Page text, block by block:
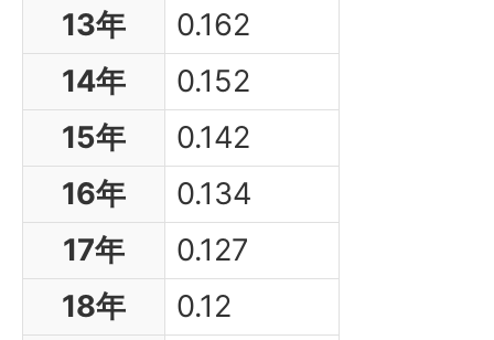
13年
0.162
14年
0.152
15年
0.142
16年
0.134
17年
0.127
18年
0.12